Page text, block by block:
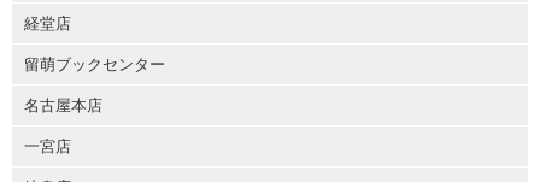
経堂店
留萌ブックセンター
名古屋本店
一宮店